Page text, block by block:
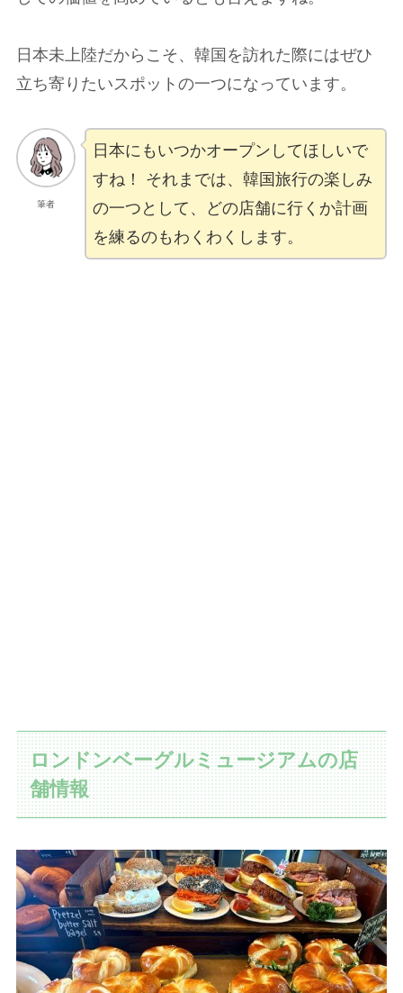
日本未上陸だからこそ、韓国を訪れた際にはぜひ
立ち寄りたいスポットの一つになっています。
筆者
日本にもいつかオープンしてほしいで
すね！ それまでは、韓国旅行の楽しみ
の一つとして、どの店舗に行くか計画
を練るのもわくわくします。
ロンドンベーグルミュージアムの店
舗情報